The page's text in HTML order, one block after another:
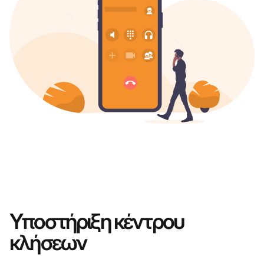
Υποστήριξη κέντρου
κλήσεων